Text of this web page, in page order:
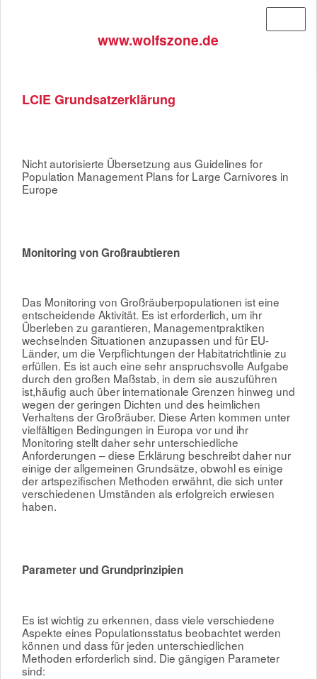
www.wolfszone.de
LCIE Grundsatzerklärung
Nicht autorisierte Übersetzung aus Guidelines for
Population Management Plans for Large Carnivores in
Europe
Monitoring von Großraubtieren
Das Monitoring von Großräuberpopulationen ist eine
entscheidende Aktivität. Es ist erforderlich, um ihr
Überleben zu garantieren, Managementpraktiken
wechselnden Situationen anzupassen und für EU-
Länder, um die Verpflichtungen der Habitatrichtlinie zu
erfüllen. Es ist auch eine sehr anspruchsvolle Aufgabe
durch den großen Maßstab, in dem sie auszuführen
ist,häufig auch über internationale Grenzen hinweg und
wegen der geringen Dichten und des heimlichen
Verhaltens der Großräuber. Diese Arten kommen unter
vielfältigen Bedingungen in Europa vor und ihr
Monitoring stellt daher sehr unterschiedliche
Anforderungen – diese Erklärung beschreibt daher nur
einige der allgemeinen Grundsätze, obwohl es einige
der artspezifischen Methoden erwähnt, die sich unter
verschiedenen Umständen als erfolgreich erwiesen
haben.
Parameter und Grundprinzipien
Es ist wichtig zu erkennen, dass viele verschiedene
Aspekte eines Populationsstatus beobachtet werden
können und dass für jeden unterschiedlichen
Methoden erforderlich sind. Die gängigen Parameter
sind: